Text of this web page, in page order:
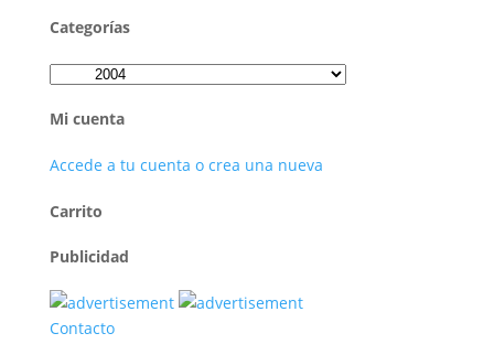
original
1,70€.
actual
0,80€.
Categorías
Mi cuenta
Accede a tu cuenta o crea una nueva
Carrito
Publicidad
Contacto